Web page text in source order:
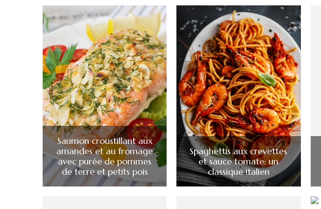
Saumon croustillant aux
amandes et au fromage
avec purée de pommes
de terre et petits pois
Spaghettis aux crevettes
et sauce tomate: un
classique italien